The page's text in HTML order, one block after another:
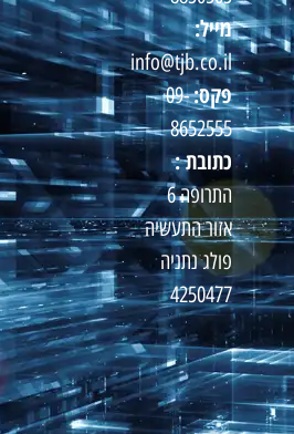
מייל:
info@tjb.co.il
פקס:09-
8652555
כתובת :
התרופה 6
אזור התעשיה
פולג נתניה
4250477